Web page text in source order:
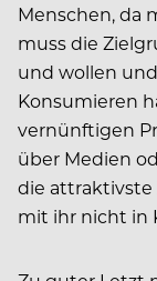
Menschen, da
muss die
und wollen
Konsumieren
vernünftigen
über Medien
die
mit ihr nicht in